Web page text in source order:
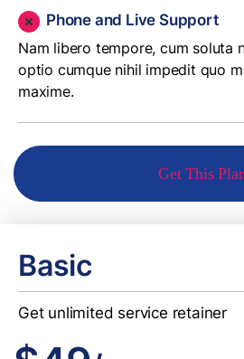
Phone and Live Support
Nam libero tempore, cum soluta
optio cumque nihil impedit quo
maxime.
Get This
Basic
Get unlimited service retainer